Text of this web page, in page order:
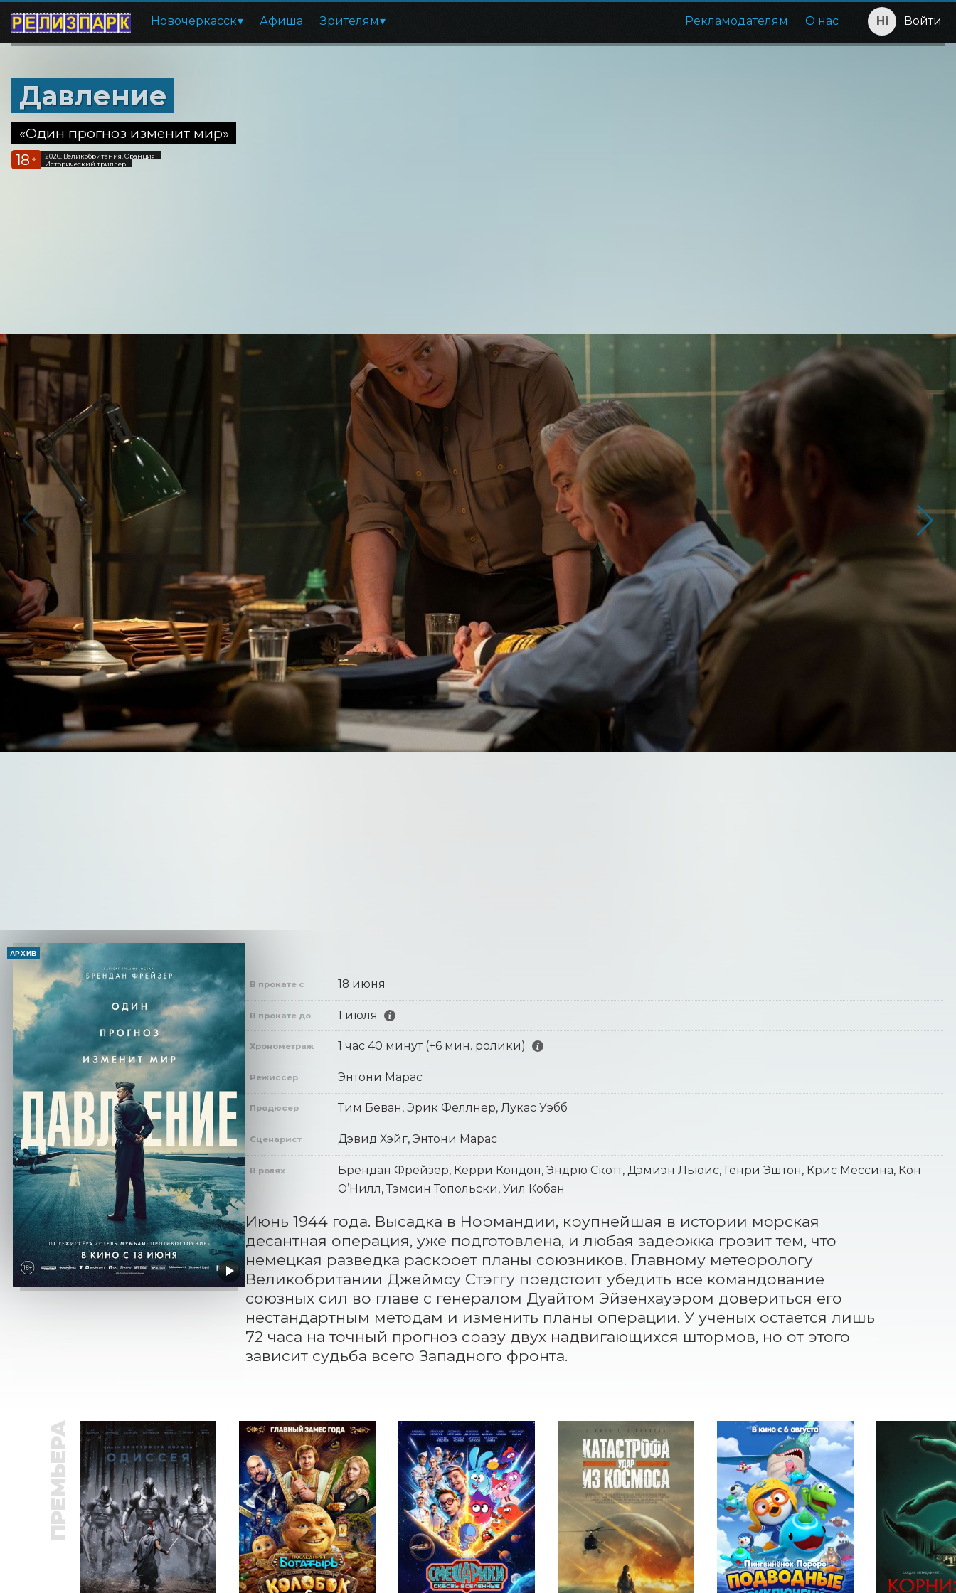
Новочеркасск Афиша Зрителям Рекламодателям О нас Войти
Давление
«Один прогноз изменит мир»
18 +
2026, Великобритания, Франция
Исторический триллер
АРХИВ
В прокате с 18 июня
В прокате до 1 июля
Хронометраж 1 час 40 минут (+6 мин. ролики)
Режиссер Энтони Марас
Продюсер Тим Беван, Эрик Феллнер, Лукас Уэбб
Сценарист Дэвид Хэйг, Энтони Марас
В ролях
Брендан Фрейзер, Керри Кондон, Эндрю Скотт, Дэмиэн Льюис, Генри Эштон, Крис Мессина, Кон
О’Нилл, Тэмсин Топольски, Уил Кобан
Июнь 1944 года. Высадка в Нормандии, крупнейшая в истории морская
десантная операция, уже подготовлена, и любая задержка грозит тем, что
немецкая разведка раскроет планы союзников. Главному метеорологу
Великобритании Джеймсу Стэггу предстоит убедить все командование
союзных сил во главе с генералом Дуайтом Эйзенхауэром довериться его
нестандартным методам и изменить планы операции. У ученых остается лишь
72 часа на точный прогноз сразу двух надвигающихся штормов, но от этого
зависит судьба всего Западного фронта.
ПРЕМЬЕРА